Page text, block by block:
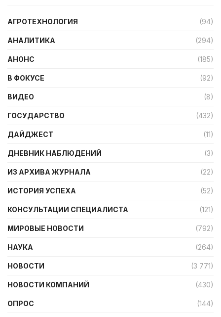
АГРОТЕХНОЛОГИЯ (94)
АНАЛИТИКА (294)
АНОНС (185)
В ФОКУСЕ (92)
ВИДЕО (8)
ГОСУДАРСТВО (432)
ДАЙДЖЕСТ (11)
ДНЕВНИК НАБЛЮДЕНИЙ (3)
ИЗ АРХИВА ЖУРНАЛА (22)
ИСТОРИЯ УСПЕХА (52)
КОНСУЛЬТАЦИИ СПЕЦИАЛИСТА (121)
МИРОВЫЕ НОВОСТИ (792)
НАУКА (264)
НОВОСТИ (3 771)
НОВОСТИ КОМПАНИЙ (430)
ОПРОС (144)